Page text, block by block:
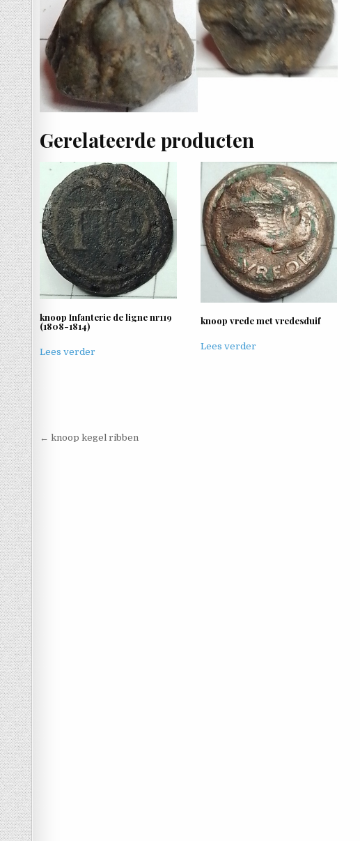
Gerelateerde producten
knoop Infanterie de ligne nr119
(1808-1814)
Lees verder
knoop vrede met vredesduif
Lees verder
Berichtnavigatie
← knoop kegel ribben